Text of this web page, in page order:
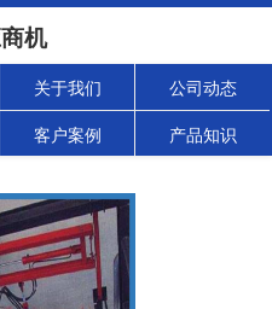
机
关于我们 公司动态
客户案例 产品知识